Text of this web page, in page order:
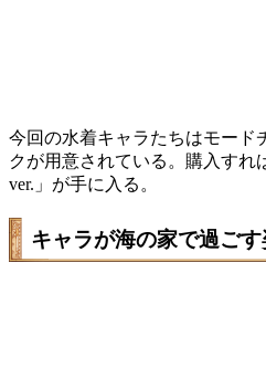
今回の水着キャラたちはモード
クが用意されている。購入すれ
ver.」が手に入る。
キャラが海の家で過ご